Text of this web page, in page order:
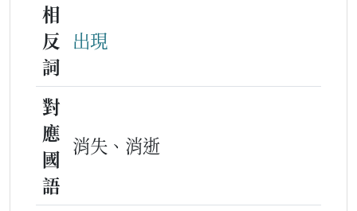
相
反
詞
出現
對
應
國
語
消失、消逝